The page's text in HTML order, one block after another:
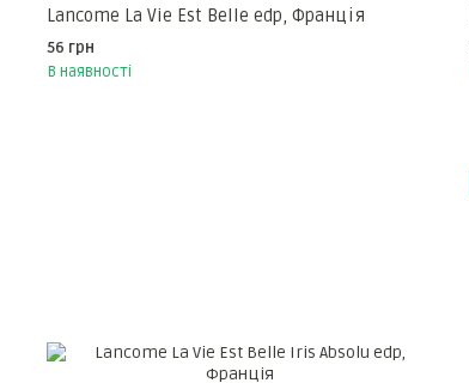
Lancome La Vie Est Belle edp, Франція
56 грн
В наявності